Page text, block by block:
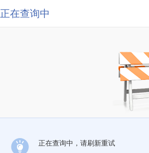
正在查询中
正在查询中，请刷新重试